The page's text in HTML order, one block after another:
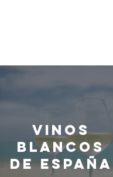
Vinos
blancos
de España